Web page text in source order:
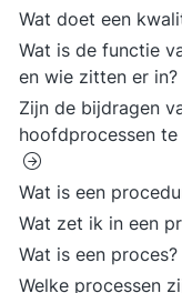
Wat doet een
Wat is de functie
en wie zitten er in?
Zijn de bijdragen
hoofdprocessen te
Wat is een
Wat zet ik in een
Wat is een proces?
Welke processen